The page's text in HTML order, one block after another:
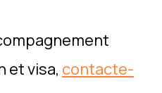
et visa, contacte-